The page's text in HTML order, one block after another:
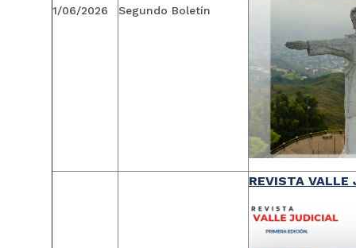
1/06/2026 Segundo Boletín
REVISTA VALLE